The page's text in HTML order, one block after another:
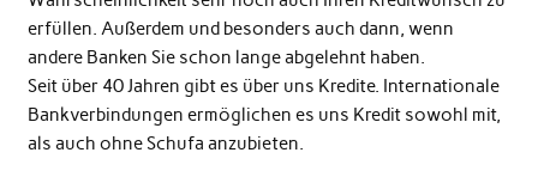
erfüllen. Außerdem und besonders auch dann, wenn
andere Banken Sie schon lange abgelehnt haben.
Seit über 40 Jahren gibt es über uns Kredite. Internationale
Bankverbindungen ermöglichen es uns Kredit sowohl mit,
als auch ohne Schufa anzubieten.